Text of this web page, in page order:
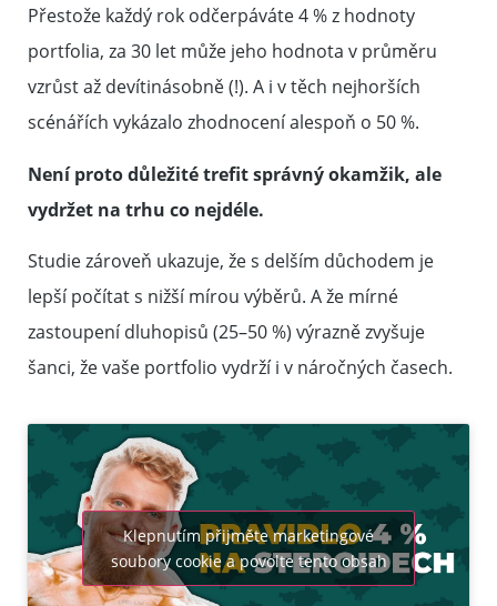
Přestože každý rok odčerpáváte 4 % z hodnoty
portfolia, za 30 let může jeho hodnota v průměru
vzrůst až devítinásobně (!). A i v těch nejhorších
scénářích vykázalo zhodnocení alespoň o 50 %.
Není proto důležité trefit správný okamžik, ale
vydržet na trhu co nejdéle.
Studie zároveň ukazuje, že s delším důchodem je
lepší počítat s nižší mírou výběrů. A že mírné
zastoupení dluhopisů (25–50 %) výrazně zvyšuje
šanci, že vaše portfolio vydrží i v náročných časech.
Klepnutím přijměte marketingové
soubory cookie a povolte tento obsah